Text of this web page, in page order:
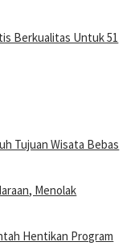
Berkualitas Untuk 51
Tujuan Wisata Bebas
Menolak
Hentikan Program